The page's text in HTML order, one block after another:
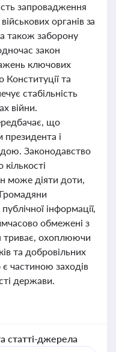
запровадження
органів за
також заборону
закон
ключових
Конституції та
стабільність
війни.
що
президента і
Законодавство
може діяти доти,
інформації,
обмежені з
триває, охоплюючи
та добровільних
частиною заходів
держави.
статті-джерела